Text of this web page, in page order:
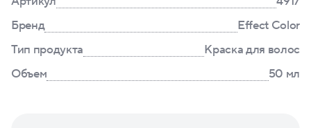
Бренд
Effect Color
Тип продукта
Краска для волос
Объем
50 мл